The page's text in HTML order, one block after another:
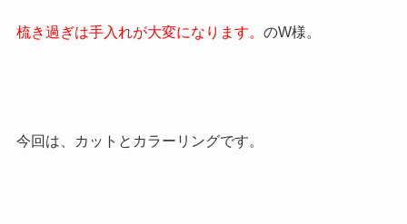
梳き過ぎは手入れが大変になります。 のW様。
今回は、カットとカラーリングです。